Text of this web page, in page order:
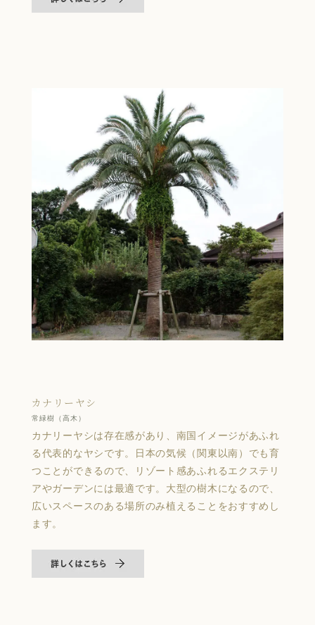
カナリーヤシ
常緑樹（高木）
カナリーヤシは存在感があり、南国イメージがあふれ
る代表的なヤシです。日本の気候（関東以南）でも育
つことができるので、リゾート感あふれるエクステリ
アやガーデンには最適です。大型の樹木になるので、
広いスペースのある場所のみ植えることをおすすめし
ます。